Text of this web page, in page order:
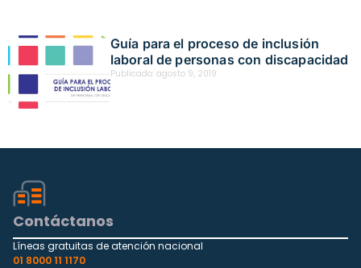
Guía para el proceso de inclusión
laboral de personas con discapacidad
Publicado: agosto 9, 2019
Contáctanos
Líneas gratuitas de atención nacional
01 8000 11 1170